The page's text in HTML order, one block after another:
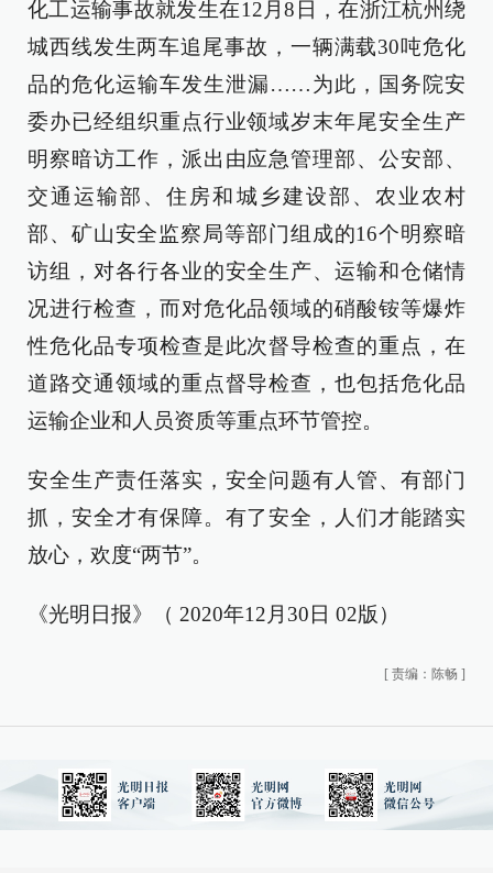
化工运输事故就发生在12月8日，在浙江杭州绕
城西线发生两车追尾事故，一辆满载30吨危化
品的危化运输车发生泄漏……为此，国务院安
委办已经组织重点行业领域岁末年尾安全生产
明察暗访工作，派出由应急管理部、公安部、
交通运输部、住房和城乡建设部、农业农村
部、矿山安全监察局等部门组成的16个明察暗
访组，对各行各业的安全生产、运输和仓储情
况进行检查，而对危化品领域的硝酸铵等爆炸
性危化品专项检查是此次督导检查的重点，在
道路交通领域的重点督导检查，也包括危化品
运输企业和人员资质等重点环节管控。
安全生产责任落实，安全问题有人管、有部门
抓，安全才有保障。有了安全，人们才能踏实
放心，欢度“两节”。
《光明日报》（ 2020年12月30日 02版）
[ 责编：陈畅 ]